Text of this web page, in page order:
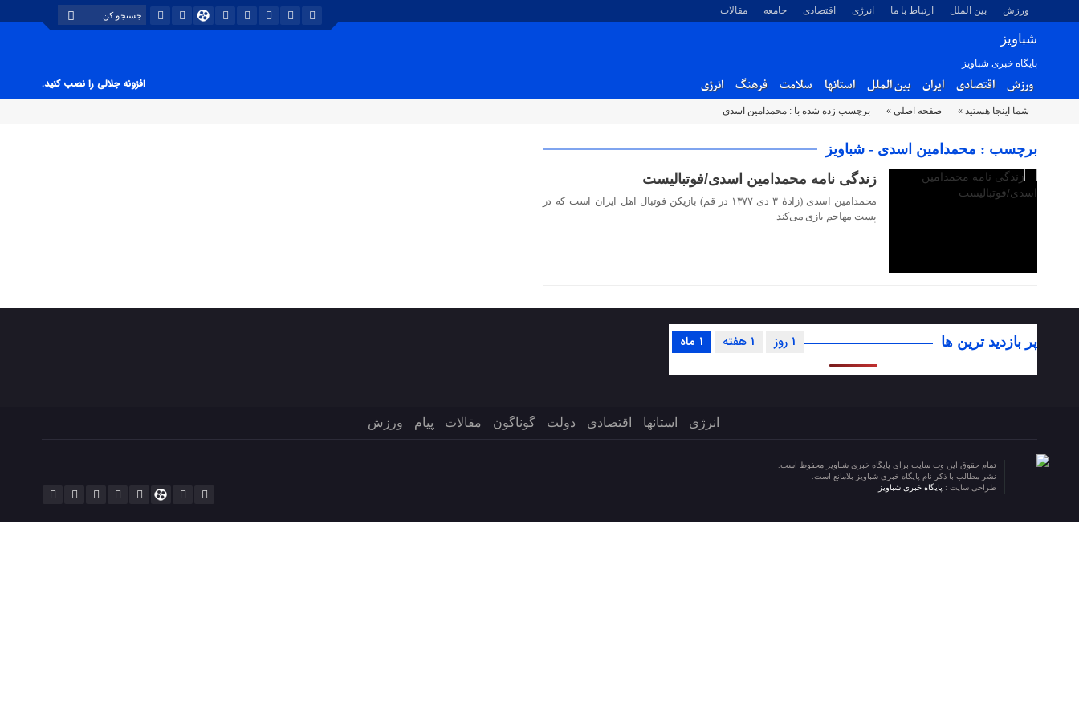
ورزش بین الملل ارتباط با ما انرژی اقتصادی جامعه مقالات
شباویز
پایگاه خبری شباویز
ورزش اقتصادی ایران بین الملل استانها سلامت فرهنگ انرژی افزونه جلالی را نصب کنید.
شما اینجا هستید » صفحه اصلی » برچسب زده شده با : محمدامین اسدی
برچسب : محمدامین اسدی - شباویز
۰۹ تیر ۱۴۰۴
زندگی نامه محمدامین اسدی/فوتبالیست
محمدامین اسدی (زادهٔ ۳ دی ۱۳۷۷ در قم) بازیکن فوتبال اهل ایران است که در
پست مهاجم بازی می‌کند
پر بازدید ترین ها 1 ماه 1 هفته 1 روز
انرژی استانها اقتصادی دولت گوناگون مقالات پیام ورزش
تمام حقوق این وب سایت برای پایگاه خبری شباویز محفوظ است.
نشر مطالب با ذکر نام پایگاه خبری شباویز بلامانع است.
طراحی سایت : پایگاه خبری شباویز